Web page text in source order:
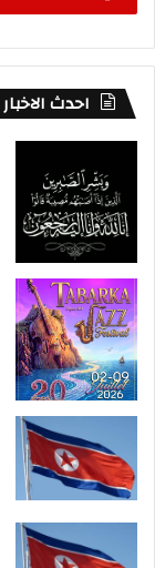
احدث الاخبار